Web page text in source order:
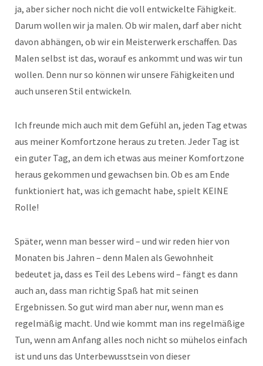
ja, aber sicher noch nicht die voll entwickelte Fähigkeit.
Darum wollen wir ja malen. Ob wir malen, darf aber nicht
davon abhängen, ob wir ein Meisterwerk erschaffen. Das
Malen selbst ist das, worauf es ankommt und was wir tun
wollen. Denn nur so können wir unsere Fähigkeiten und
auch unseren Stil entwickeln.
Ich freunde mich auch mit dem Gefühl an, jeden Tag etwas
aus meiner Komfortzone heraus zu treten. Jeder Tag ist
ein guter Tag, an dem ich etwas aus meiner Komfortzone
heraus gekommen und gewachsen bin. Ob es am Ende
funktioniert hat, was ich gemacht habe, spielt KEINE
Rolle!
Später, wenn man besser wird – und wir reden hier von
Monaten bis Jahren – denn Malen als Gewohnheit
bedeutet ja, dass es Teil des Lebens wird – fängt es dann
auch an, dass man richtig Spaß hat mit seinen
Ergebnissen. So gut wird man aber nur, wenn man es
regelmäßig macht. Und wie kommt man ins regelmäßige
Tun, wenn am Anfang alles noch nicht so mühelos einfach
ist und uns das Unterbewusstsein von dieser